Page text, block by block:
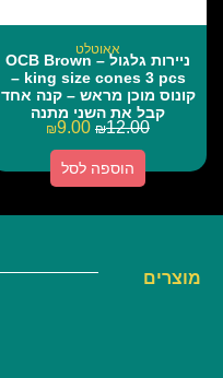
אאוטלט
ניירות גלגול – OCB Brown
king size cones 3 pcs –
קונוס מוכן מראש – קנה אחד
קבל את השני מתנה
₪12.00
₪9.00
הוספה לסל
מוצרים